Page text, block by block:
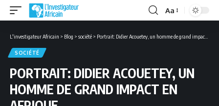
Font
Aa
L'investigateur Africain > Blog > société > Portrait: Didier Acouetey, un homme de grand impact en Afrique
SOCIÉTÉ
PORTRAIT: DIDIER ACOUETEY, UN
HOMME DE GRAND IMPACT EN